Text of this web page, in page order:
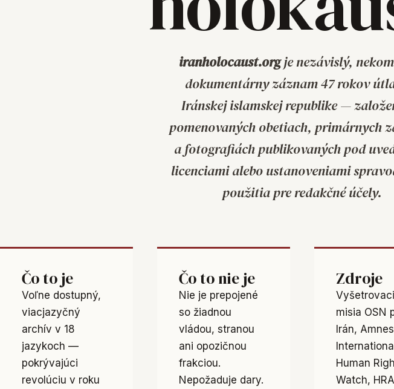
iranholocaust.orgje nezávislý,
dokumentárny záznam 47 rokov
Iránskej islamskej republike —
pomenovaných obetiach, primárnych
a fotografiách publikovaných pod
licenciami alebo ustanoveniami
použitia pre redakčné účely.
Čo to je
Voľne dostupný,
viacjazyčný
archív v 18
jazykoch —
pokrývajúci
revolúciu v roku
Čo to nie je
Nie je prepojené
so žiadnou
vládou, stranou
ani opozičnou
frakciou.
Nepožaduje dary.
Zdroje
misia OSN
Irán,
Human
Watch,